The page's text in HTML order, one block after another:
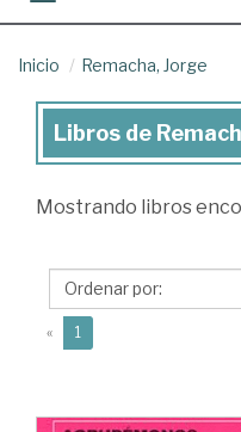
Inicio Remacha, Jorge
Libros
Remacha,
Libros de
Mostrando libros
« 1